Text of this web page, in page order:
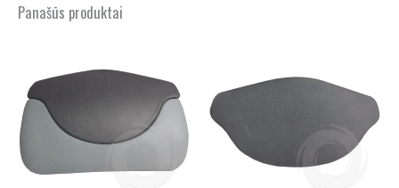
Panašūs produktai